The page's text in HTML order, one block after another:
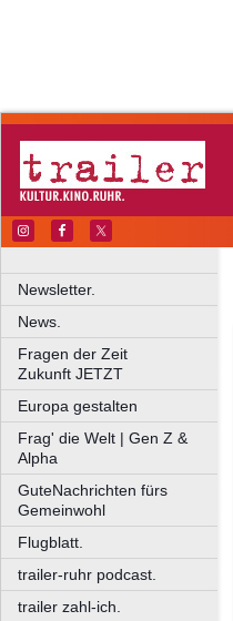
Newsletter.
News.
Fragen der Zeit
Zukunft JETZT
Europa gestalten
Frag' die Welt | Gen Z &
Alpha
GuteNachrichten fürs
Gemeinwohl
Flugblatt.
trailer-ruhr podcast.
trailer zahl-ich.